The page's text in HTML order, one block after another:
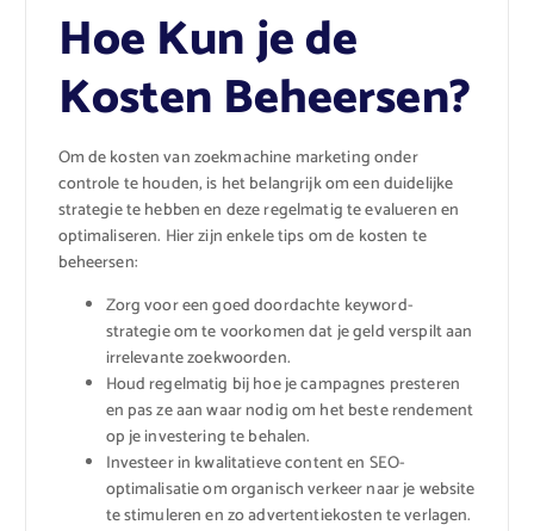
Hoe Kun je de
Kosten Beheersen?
Om de kosten van zoekmachine marketing onder
controle te houden, is het belangrijk om een duidelijke
strategie te hebben en deze regelmatig te evalueren en
optimaliseren. Hier zijn enkele tips om de kosten te
beheersen:
Zorg voor een goed doordachte keyword-
strategie om te voorkomen dat je geld verspilt aan
irrelevante zoekwoorden.
Houd regelmatig bij hoe je campagnes presteren
en pas ze aan waar nodig om het beste rendement
op je investering te behalen.
Investeer in kwalitatieve content en SEO-
optimalisatie om organisch verkeer naar je website
te stimuleren en zo advertentiekosten te verlagen.